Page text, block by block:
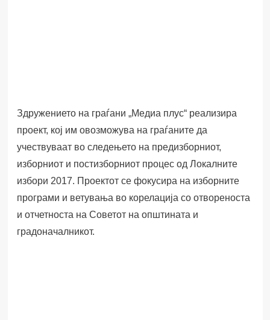
Здружението на граѓани „Медиа плус“ реализира
проект, кој им овозможува на граѓаните да
учествуваат во следењето на предизборниот,
изборниот и постизборниот процес од Локалните
избори 2017. Проектот се фокусира на изборните
програми и ветувања во корелација со отвореноста
и отчетноста на Советот на општината и
градоначалникот.